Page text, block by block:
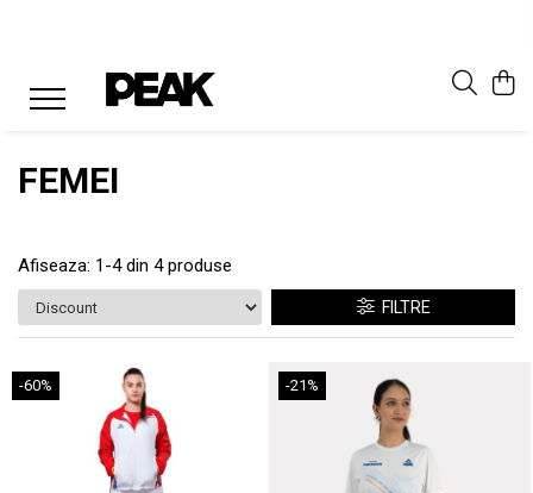
FEMEI
Afiseaza: 1-4din 4 produse
FILTRE
-60% -21%